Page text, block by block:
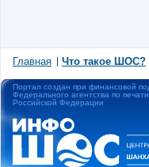
Главная Что такое ШОС?
Портал создан при финансовой
Федерального агентства по
Российской Федерации